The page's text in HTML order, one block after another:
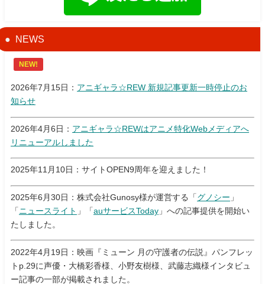
NEWS
NEW!
2026年7月15日： アニギャラ☆REW 新規記事更新一時停止のお
知らせ
2026年4月6日： アニギャラ☆REWはアニメ特化Webメディアへ
リニューアルしました
2025年11月10日：サイトOPEN9周年を迎えました！
2025年6月30日：株式会社Gunosy様が運営する「 グノシー 」
「 ニュースライト 」「 auサービスToday 」への記事提供を開始い
たしました。
2022年4月19日：映画『ミューン 月の守護者の伝説』パンフレッ
トp.29に声優・大橋彩香様、小野友樹様、武藤志織様インタビュ
ー記事の一部が掲載されました。